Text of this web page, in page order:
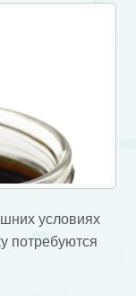
условиях
потребуются